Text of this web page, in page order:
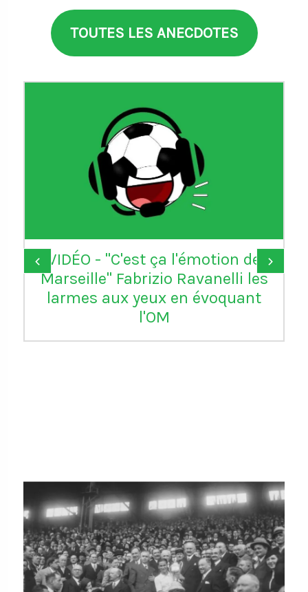
TOUTES LES ANECDOTES
VIDÉO - "C'est ça l'émotion de
Marseille" Fabrizio Ravanelli les
larmes aux yeux en évoquant
l'OM
‹ ›